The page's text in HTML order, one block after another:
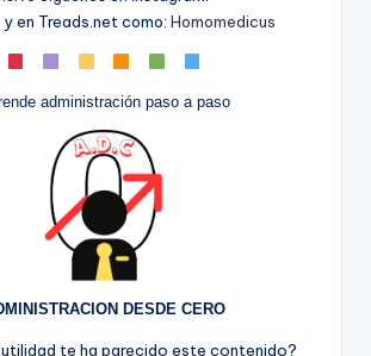
y en Treads.net como: Homomedicus
administración paso a paso
DESDE CERO
te ha parecido este contenido?